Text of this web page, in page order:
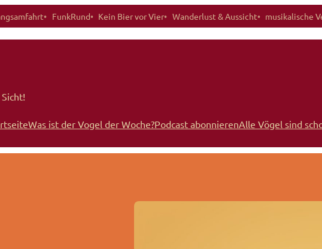
FunkRund Kein Bier vor Vier Wanderlust & Aussicht musikalische
Was ist der Vogel der Woche?Podcast abonnierenAlle Vögel sind